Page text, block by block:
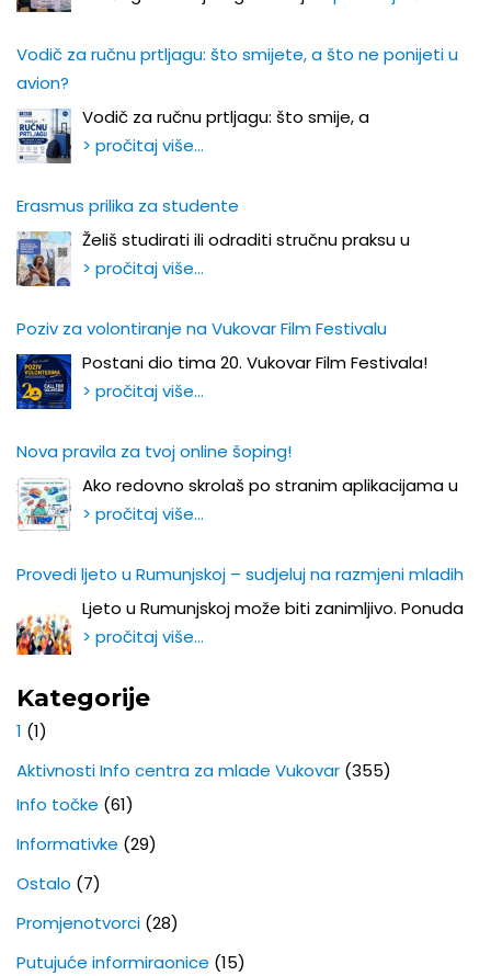
Vodič za ručnu prtljagu: što smijete, a što ne ponijeti u
avion?
Vodič za ručnu prtljagu: što smije, a
> pročitaj više…
Erasmus prilika za studente
Želiš studirati ili odraditi stručnu praksu u
> pročitaj više…
Poziv za volontiranje na Vukovar Film Festivalu
Postani dio tima 20. Vukovar Film Festivala!
> pročitaj više…
Nova pravila za tvoj online šoping!
Ako redovno skrolaš po stranim aplikacijama u
> pročitaj više…
Provedi ljeto u Rumunjskoj – sudjeluj na razmjeni mladih
Ljeto u Rumunjskoj može biti zanimljivo. Ponuda
> pročitaj više…
Kategorije
1 (1)
Aktivnosti Info centra za mlade Vukovar (355)
Info točke (61)
Informativke (29)
Ostalo (7)
Promjenotvorci (28)
Putujuće informiraonice (15)